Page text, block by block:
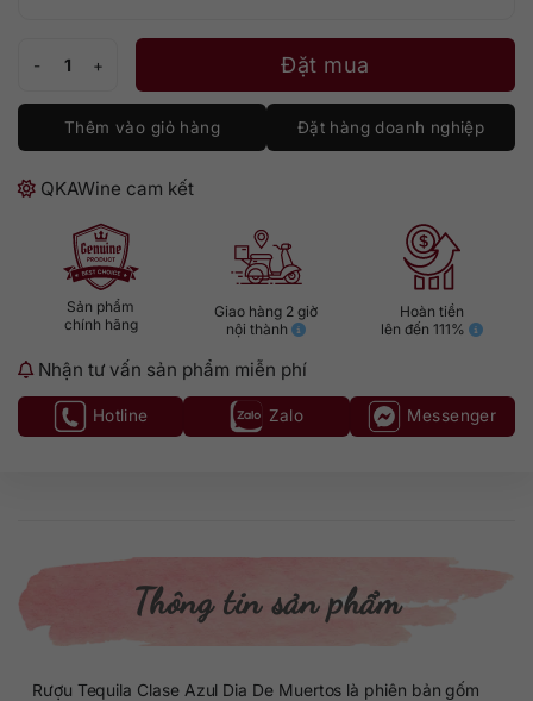
Tequila Clase Azul Dia De Muertos số lượng
Đặt mua
Thêm vào giỏ hàng Đặt hàng doanh nghiệp
QKAWine cam kết
Sản phẩm
chính hãng
Giao hàng 2 giờ
nội thành
Hoàn tiền
lên đến 111%
Nhận tư vấn sản phẩm miễn phí
Hotline Zalo Messenger
Thông tin sản phẩm
Rượu Tequila Clase Azul Dia De Muertos là phiên bản gốm